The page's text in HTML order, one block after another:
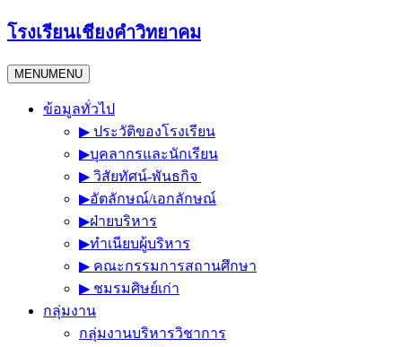
Skip
to
โรงเรียนเชียงคำวิทยาคม
MENUMENU
ข้อมูลทั่วไป
▶︎ ประวัติของโรงเรียน
▶︎บุคลากรและนักเรียน
▶︎ วิสัยทัศน์-พันธกิจ
▶︎อัตลักษณ์/เอกลักษณ์
▶︎ฝ่ายบริหาร
▶︎ทำเนียบผู้บริหาร
▶︎ คณะกรรมการสถานศึกษา
▶︎ ชมรมศิษย์เก่า
กลุ่มงาน
กลุ่มงานบริหารวิชาการ